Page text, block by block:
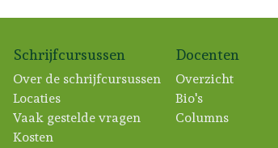
Schrijfcursussen
Over de schrijfcursussen
Locaties
Vaak gestelde vragen
Kosten
Docenten
Overzicht
Bio's
Columns